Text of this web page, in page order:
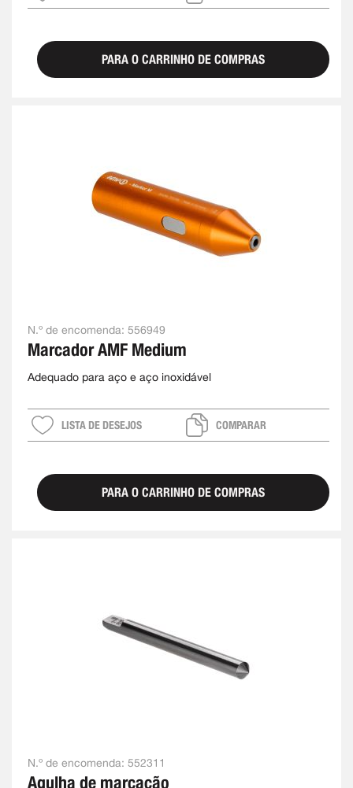
PARA O CARRINHO DE COMPRAS
N.º de encomenda: 556949
Marcador AMF Medium
Adequado para aço e aço inoxidável
LISTA DE DESEJOS COMPARAR
PARA O CARRINHO DE COMPRAS
N.º de encomenda: 552311
Agulha de marcação